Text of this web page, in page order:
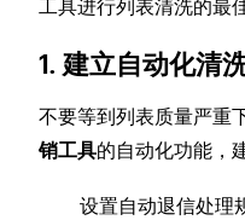
工具进行列表清洗的最
1. 建立自动化清
不要等到列表质量严重
销工具的自动化功能，
设置自动退信处理